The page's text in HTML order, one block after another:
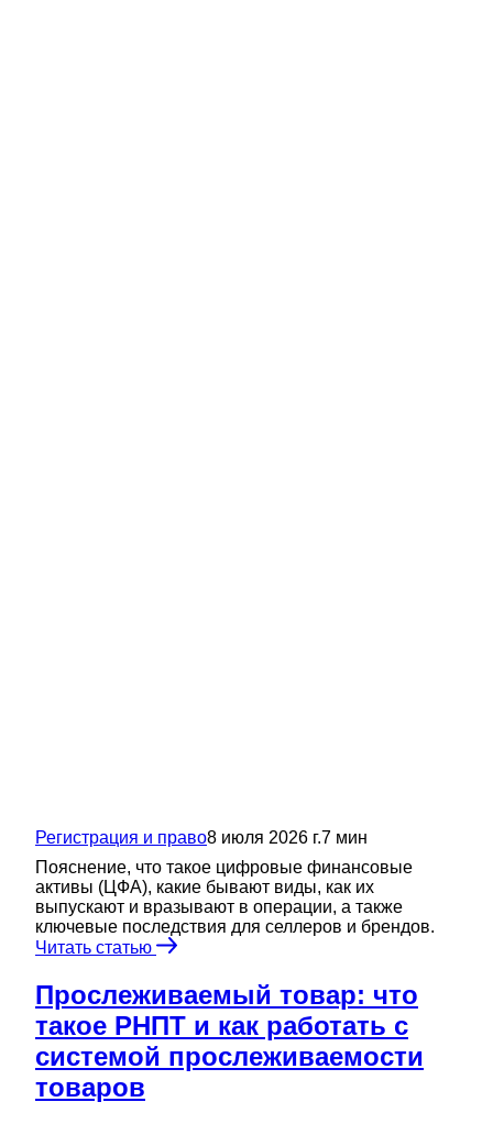
Регистрация и право8 июля 2026 г.7 мин
Пояснение, что такое цифровые финансовые
активы (ЦФА), какие бывают виды, как их
выпускают и вразывают в операции, а также
ключевые последствия для селлеров и брендов.
Читать статью
Прослеживаемый товар: что
такое РНПТ и как работать с
системой прослеживаемости
товаров